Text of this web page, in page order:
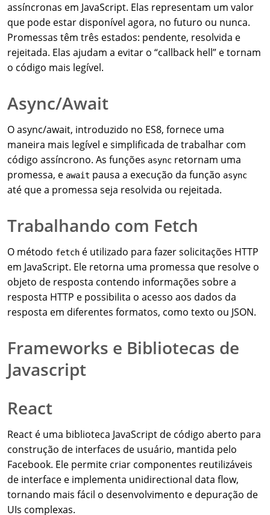
assíncronas em JavaScript. Elas representam um valor
que pode estar disponível agora, no futuro ou nunca.
Promessas têm três estados: pendente, resolvida e
rejeitada. Elas ajudam a evitar o “callback hell” e tornam
o código mais legível.
Async/Await
O async/await, introduzido no ES8, fornece uma
maneira mais legível e simplificada de trabalhar com
código assíncrono. As funções async retornam uma
promessa, e await pausa a execução da função async
até que a promessa seja resolvida ou rejeitada.
Trabalhando com Fetch
O método fetch é utilizado para fazer solicitações HTTP
em JavaScript. Ele retorna uma promessa que resolve o
objeto de resposta contendo informações sobre a
resposta HTTP e possibilita o acesso aos dados da
resposta em diferentes formatos, como texto ou JSON.
Frameworks e Bibliotecas de
Javascript
React
React é uma biblioteca JavaScript de código aberto para
construção de interfaces de usuário, mantida pelo
Facebook. Ele permite criar componentes reutilizáveis
de interface e implementa unidirectional data flow,
tornando mais fácil o desenvolvimento e depuração de
UIs complexas.